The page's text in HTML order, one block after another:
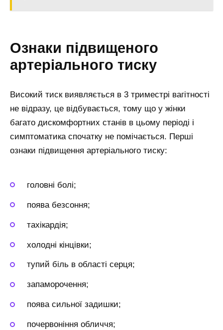
Ознаки підвищеного
артеріального тиску
Високий тиск виявляється в 3 триместрі вагітності
не відразу, це відбувається, тому що у жінки
багато дискомфортних станів в цьому періоді і
симптоматика спочатку не помічається. Перші
ознаки підвищення артеріального тиску:
головні болі;
поява безсоння;
тахікардія;
холодні кінцівки;
тупий біль в області серця;
запаморочення;
поява сильної задишки;
почервоніння обличчя;